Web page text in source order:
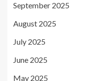
September 2025
August 2025
July 2025
June 2025
May 2025